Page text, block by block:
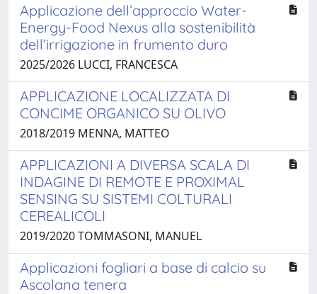
Applicazione dell’approccio Water-
Energy-Food Nexus alla sostenibilità
dell’irrigazione in frumento duro
2025/2026 LUCCI, FRANCESCA
APPLICAZIONE LOCALIZZATA DI
CONCIME ORGANICO SU OLIVO
2018/2019 MENNA, MATTEO
APPLICAZIONI A DIVERSA SCALA DI
INDAGINE DI REMOTE E PROXIMAL
SENSING SU SISTEMI COLTURALI
CEREALICOLI
2019/2020 TOMMASONI, MANUEL
Applicazioni fogliari a base di calcio su
Ascolana tenera